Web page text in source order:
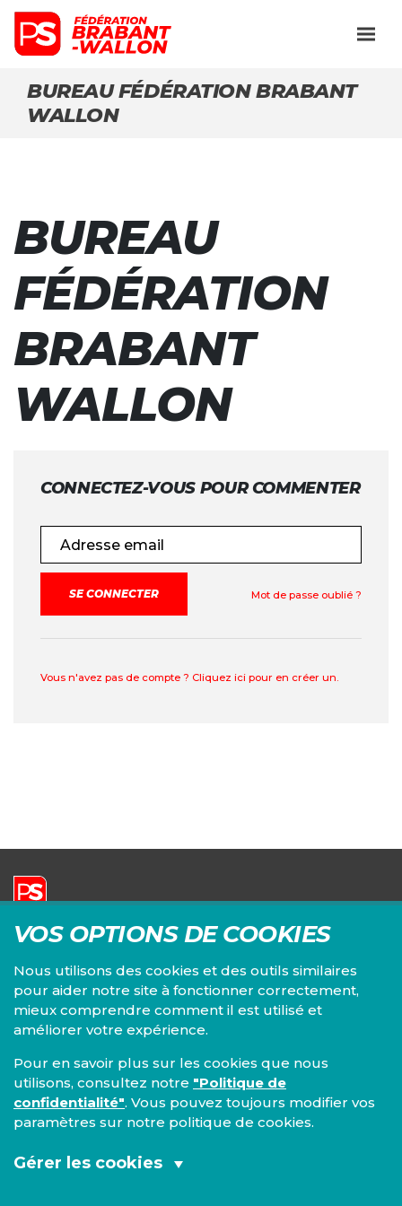
BUREAU FÉDÉRATION BRABANT
WALLON
BUREAU
FÉDÉRATION
BRABANT
WALLON
CONNECTEZ-VOUS POUR COMMENTER
Adresse email
Mot de passe oublié ?
Vous n'avez pas de compte ? Cliquez ici pour en créer un.
VOS OPTIONS DE COOKIES
Nous utilisons des cookies et des outils similaires
pour aider notre site à fonctionner correctement,
mieux comprendre comment il est utilisé et
améliorer votre expérience.
Pour en savoir plus sur les cookies que nous
utilisons, consultez notre "Politique de
confidentialité". Vous pouvez toujours modifier vos
paramètres sur notre politique de cookies.
Gérer les cookies
Parti Socialiste | Fédération du Brabant wallon
Chaussée de Louvain, 82/3
1300 Wavre
+32 10 24 36 36
brabant-wallon@fed.ps.be